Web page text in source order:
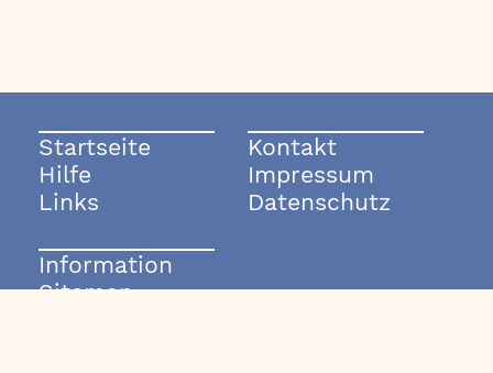
Startseite
Hilfe
Links
Kontakt
Impressum
Datenschutz
Information
Sitemap